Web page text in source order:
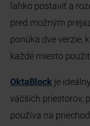
ľahko postaviť a
pred možným
ponúka dve verzie,
každé miesto
OktaBlock je
väčších priestorov,
používa na